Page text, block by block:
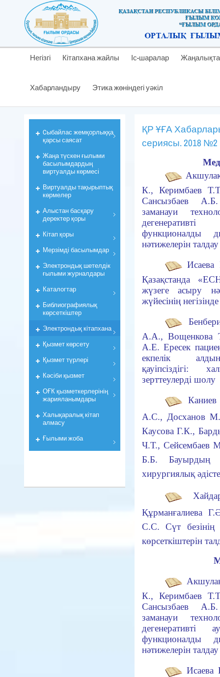
Негізгі Кітапхана жайлы Іс-шаралар
Хабарландыру Этика жөніндегі уәкіл
ҚР ҰҒА
сериясы. 2018 №2
К., Керимбаев
Сансызбаев
заманауи
дегенеративті
функционалды
нәтижелерін талдау
Исаева
Қазақстанда «
жүзеге асыру
жүйесінің негізінде
А.А., Вощенкова
А.Е.Ересек
екпелік
қауіпсіздігі:
зерттеулерді шолу
Каниев
А.С., Досханов
Каусова Г.К.,
Ч.Т., Сейсембаев
Б.Б. Бауырдың
хирургиялық
Құрманғалиева
С.С.Сүт безінің
көрсеткіштерін
К., Керимбаев
Сансызбаев
заманауи
функционалды
нәтижелерін талдау
Исаева
Cыбайлас жемқорлыққа
қарсы саясат
Жаңа түскен ғылыми
басылымдардың
виртуалды көрмесі
Виртуалды тақырыптық
көрмелер
Алыстан басқару
деректер қоры
Кiтап қоры
Мерзiмдi басылымдар
Электрондық шетелдік
ғылыми журналдары
Каталогтар
Библиографиялық
көрсеткiштер
Электрондық кiтапхана
Қызмет көрсету
Қызмет түрлері
Кәсіби қызмет
ОҒК қызметкерлерiнiң
жарияланымдары
Халықаралық кітап
алмасу
Ғылыми жоба